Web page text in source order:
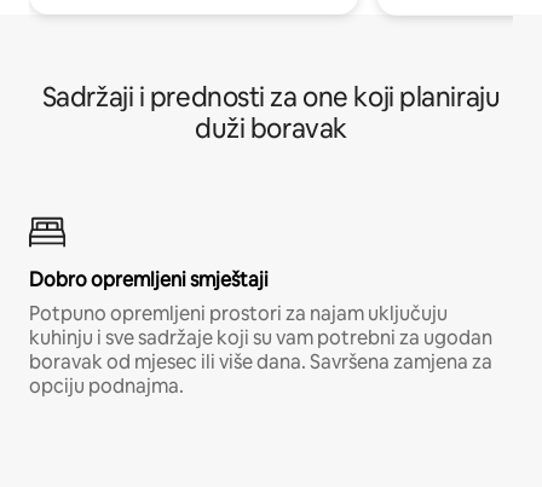
Sadržaji i prednosti za one koji planiraju
duži boravak
Dobro opremljeni smještaji
Potpuno opremljeni prostori za najam uključuju
kuhinju i sve sadržaje koji su vam potrebni za ugodan
boravak od mjesec ili više dana. Savršena zamjena za
opciju podnajma.